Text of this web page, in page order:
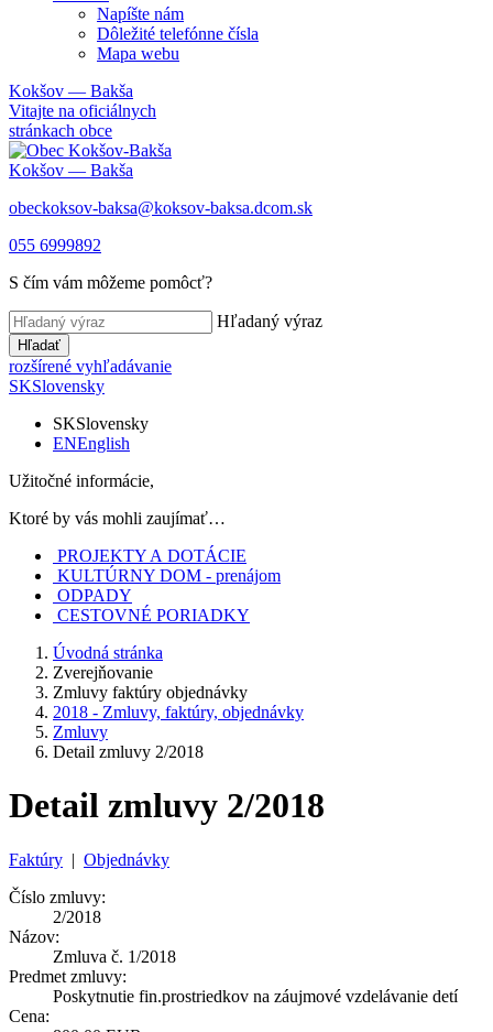
Napíšte nám
Dôležité telefónne čísla
Mapa webu
Kokšov — Bakša
Vitajte na oficiálnych
stránkach obce
Kokšov — Bakša
obeckoksov-baksa@koksov-baksa.dcom.sk
055 6999892
S čím vám môžeme pomôcť?
Hľadaný výraz
Hľadať
rozšírené vyhľadávanie
SKSlovensky
SKSlovensky
ENEnglish
Užitočné informácie,
Ktoré by vás mohli zaujímať…
PROJEKTY A DOTÁCIE
KULTÚRNY DOM - prenájom
ODPADY
CESTOVNÉ PORIADKY
Úvodná stránka
Zverejňovanie
Zmluvy faktúry objednávky
2018 - Zmluvy, faktúry, objednávky
Zmluvy
Detail zmluvy 2/2018
Detail zmluvy 2/2018
Faktúry | Objednávky
Číslo zmluvy:
2/2018
Názov:
Zmluva č. 1/2018
Predmet zmluvy:
Poskytnutie fin.prostriedkov na záujmové vzdelávanie detí
Cena: